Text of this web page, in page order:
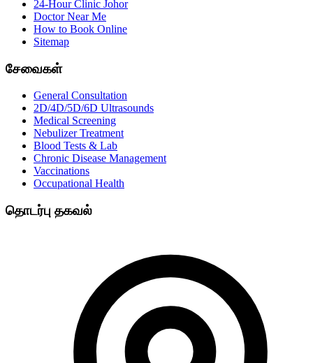
24-Hour Clinic Johor
Doctor Near Me
How to Book Online
Sitemap
சேவைகள்
General Consultation
2D/4D/5D/6D Ultrasounds
Medical Screening
Nebulizer Treatment
Blood Tests & Lab
Chronic Disease Management
Vaccinations
Occupational Health
தொடர்பு தகவல்